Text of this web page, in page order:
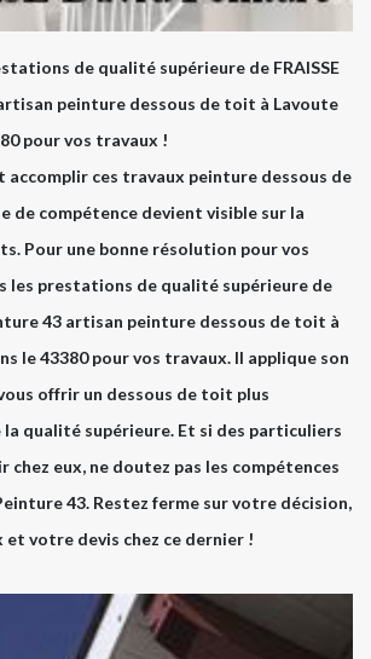
de qualité supérieure de FRAISSE
peinture dessous de toit à Lavoute
pour vos travaux !
accomplir ces travaux peinture dessous de
de compétence devient visible sur la
Pour une bonne résolution pour vos
les prestations de qualité supérieure de
43 artisan peinture dessous de toit à
le 43380 pour vos travaux. Il applique son
offrir un dessous de toit plus
qualité supérieure. Et si des particuliers
chez eux, ne doutez pas les compétences
43. Restez ferme sur votre décision,
votre devis chez ce dernier !